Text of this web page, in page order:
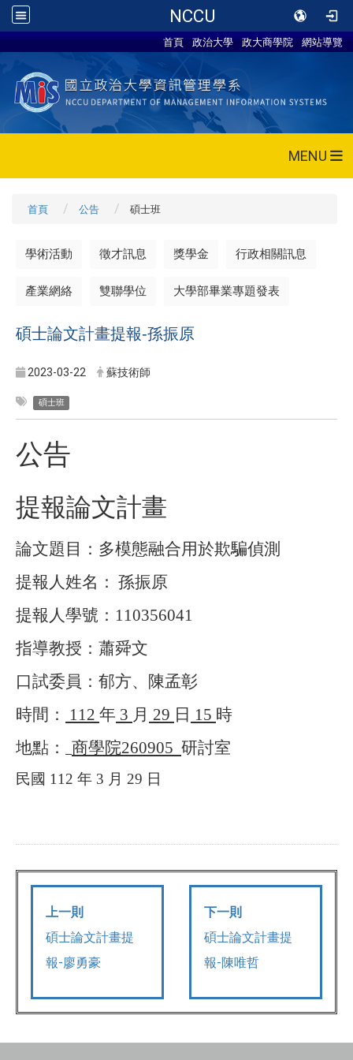
NCCU
首頁 政治大學 政大商學院 網站導覽
MENU
首頁 公告 碩士班
學術活動 徵才訊息 獎學金 行政相關訊息
產業網絡 雙聯學位 大學部畢業專題發表
碩士論文計畫提報-孫振原
2023-03-22 蘇技術師
碩士班
公告
提報論文計畫
論文題目：多模態融合用於欺騙偵測
提報人姓名： 孫振原
提報人學號： 110356041
指導教授：蕭舜文
口試委員：郁方、陳孟彰
時間：
112 年 3 月 29 日 15 時
地點：
商學院260905 研討室
民國 112 年 3 月 29 日
上一則
碩士論文計畫提
報-廖勇豪
下一則
碩士論文計畫提
報-陳唯哲